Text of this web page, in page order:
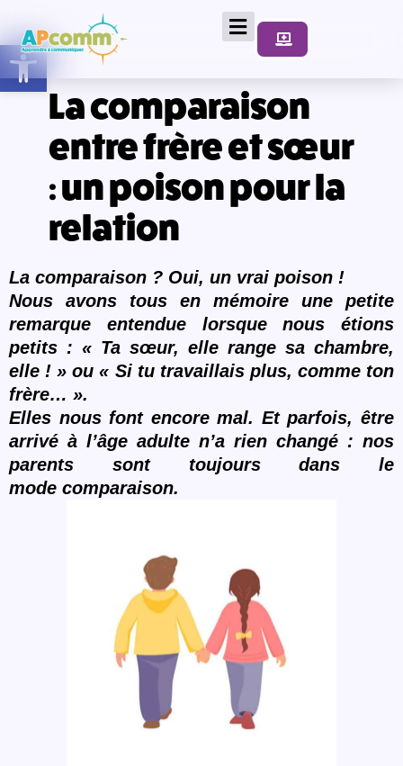
Ouvrir la barre d’outils
La comparaison
entre frère et sœur
: un poison pour la
relation
La comparaison ? Oui, un vrai poison !
Nous avons tous en mémoire une petite
remarque entendue lorsque nous étions
petits : « Ta sœur, elle range sa chambre,
elle !»ou « Si tu travaillais plus, comme ton
frère… ».
Elles nous font encore mal. Et parfois, être
arrivé à l’âge adulte n’a rien changé : nos
parents sont toujours dans le
mode comparaison.